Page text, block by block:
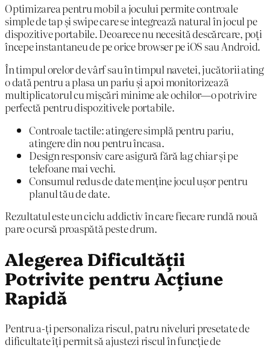
Optimizarea pentru mobil a jocului permite controale
simple de tap și swipe care se integrează natural în jocul pe
dispozitive portabile. Deoarece nu necesită descărcare, poți
începe instantaneu de pe orice browser pe iOS sau Android.
În timpul orelor de vârf sau în timpul navetei, jucătorii ating
o dată pentru a plasa un pariu și apoi monitorizează
multiplicatorul cu mișcări minime ale ochilor—o potrivire
perfectă pentru dispozitivele portabile.
Controale tactile: atingere simplă pentru pariu,
atingere din nou pentru încasa.
Design responsiv care asigură fără lag chiar și pe
telefoane mai vechi.
Consumul redus de date menține jocul ușor pentru
planul tău de date.
Rezultatul este un ciclu addictiv în care fiecare rundă nouă
pare o cursă proaspătă peste drum.
Alegerea Dificultății
Potrivite pentru Acțiune
Rapidă
Pentru a-ți personaliza riscul, patru niveluri presetate de
dificultate îți permit să ajustezi riscul în funcție de